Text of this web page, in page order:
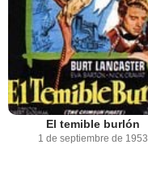
El temible burlón
1 de septiembre de 1953